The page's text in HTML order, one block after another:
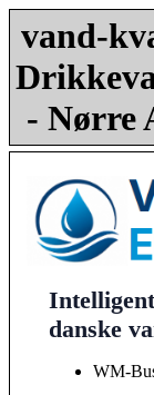
vand-
- Nørre
danske
WM-